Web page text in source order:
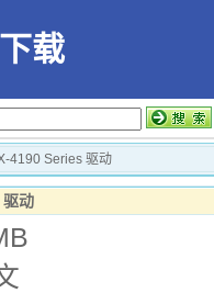
载
4190 Series 驱动
动